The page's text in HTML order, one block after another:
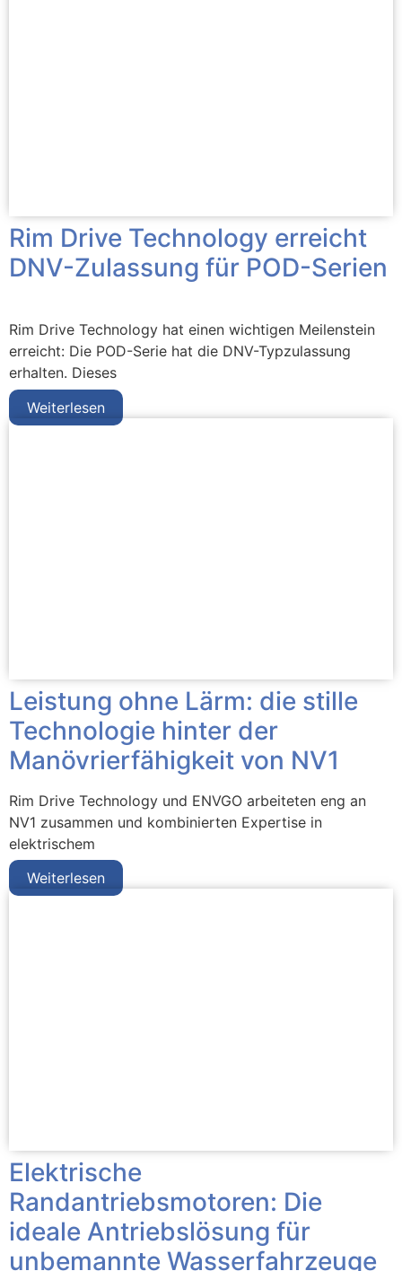
Rim Drive Technology erreicht
DNV-Zulassung für POD-Serien
Rim Drive Technology hat einen wichtigen Meilenstein
erreicht: Die POD-Serie hat die DNV-Typzulassung
erhalten. Dieses
Weiterlesen
Leistung ohne Lärm: die stille
Technologie hinter der
Manövrierfähigkeit von NV1
Rim Drive Technology und ENVGO arbeiteten eng an
NV1 zusammen und kombinierten Expertise in
elektrischem
Weiterlesen
Elektrische
Randantriebsmotoren: Die
ideale Antriebslösung für
unbemannte Wasserfahrzeuge